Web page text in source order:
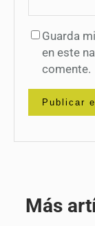
Guarda
en este
comente.
Más